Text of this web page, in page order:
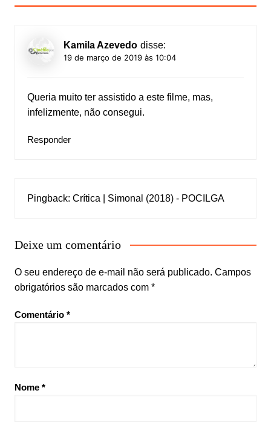
Kamila Azevedo disse:
19 de março de 2019 às 10:04
Queria muito ter assistido a este filme, mas,
infelizmente, não consegui.
Responder
Pingback: Crítica | Simonal (2018) - POCILGA
Deixe um comentário
O seu endereço de e-mail não será publicado. Campos
obrigatórios são marcados com *
Comentário *
Nome *